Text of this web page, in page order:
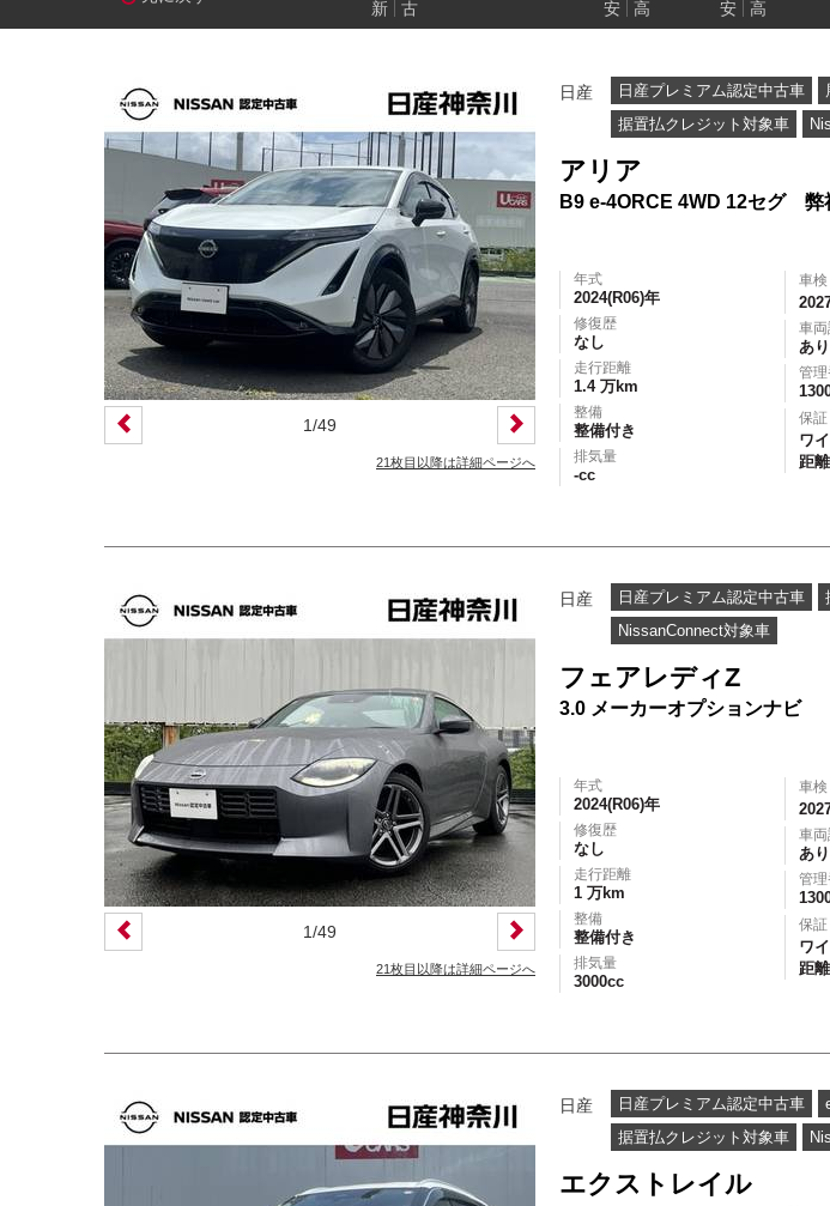
パーキングアシスト
車線逸脱警報 プロパイロット パーキング
人気の装備
LEDヘッドライト
アイドリングストップ クルーズコントロール
装備仕様
カーナビ
バックモニター ETC エアコン パワーステアリ
エアバッグ
サンルーフ カーテレビ（地デジ） 本革
ディスチャージ(キセノン)ヘッドライト
オートスライドドア 寒冷地
プライバシーガラス
オートバックドア シートヒーター 後席モ
車いす用リフター
運転補助装置
クオリティショップ
車両状態証明書あり エコカー減税対象車
今すぐ予約対象
オンライン相談対象
新
古
安
高
安
高
1/49
21枚目以降は詳細ページへ
日産 日産プレミアム認定中古車
据置払クレジット対象車
アリア
B9 e-4ORCE 4WD 12セグ 弊
年式
2024(R06)年
修復歴
なし
走行距離
1.4 万km
整備
整備付き
排気量
-cc
車検
車
あり
管
保証
ワ
距
1/49
21枚目以降は詳細ページへ
日産 日産プレミアム認定中古車
NissanConnect対象車
フェアレディZ
3.0 メーカーオプションナビ
年式
2024(R06)年
修復歴
なし
走行距離
1 万km
整備
整備付き
排気量
3000cc
車検
車
あり
管
保証
ワ
距
日産 日産プレミアム認定中古車
据置払クレジット対象車
エクストレイル